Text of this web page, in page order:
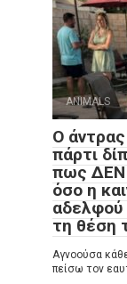
ANIMALS
Ο
πάρτι
πως ΔΕΝ
όσο η
αδελφού
τη θέση
Αγνοούσα
πείσω τον